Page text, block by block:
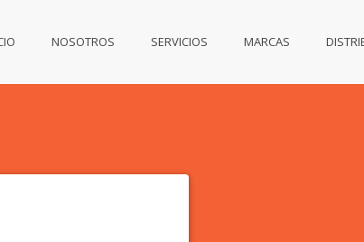
NOSOTROS SERVICIOS MARCAS